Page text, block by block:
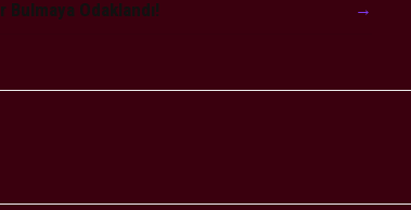
Odaklandı! →